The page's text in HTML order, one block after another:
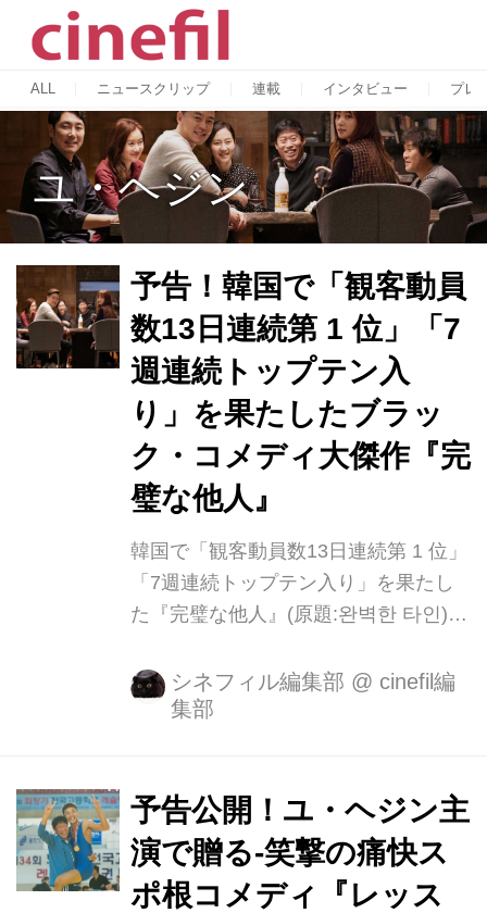
ALL ニュースクリップ 連載 インタビュー プレ
ユ・ヘジン
予告！韓国で「観客動員
数13日連続第 1 位」「7
週連続トップテン入
り」を果たしたブラッ
ク・コメディ大傑作『完
璧な他人』
韓国で「観客動員数13日連続第 1 位」
「7週連続トップテン入り」を果たし
た『完璧な他人』(原題:완벽한 타인)が
かにて全国順次公開となります。 個人
のプライバシーが保存されている”スマ
始めてしまった7人の男女たちだった
が、互いの衝撃的な秘密が次々と暴露
されてとんでもない事態に発展・・・
果たして、不都合な真実をアノ手コノ
シネフィル編集部 @ cinefil編
集部
予告公開！ユ・ヘジン主
演で贈る-笑撃の痛快ス
ポ根コメディ『レッス